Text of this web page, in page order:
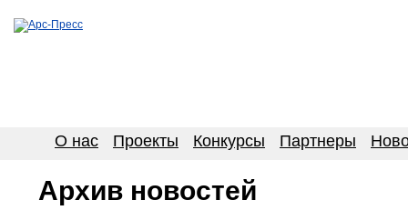
О нас Проекты Конкурсы Партнеры
Архив новостей